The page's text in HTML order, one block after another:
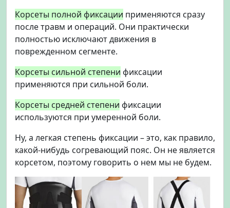
Корсеты полной фиксации применяются сразу
после травм и операций. Они практически
полностью исключают движения в
поврежденном сегменте.
Корсеты сильной степени фиксации
применяются при сильной боли.
Корсеты средней степени фиксации
используются при умеренной боли.
Ну, а легкая степень фиксации – это, как правило,
какой-нибудь согревающий пояс. Он не является
корсетом, поэтому говорить о нем мы не будем.